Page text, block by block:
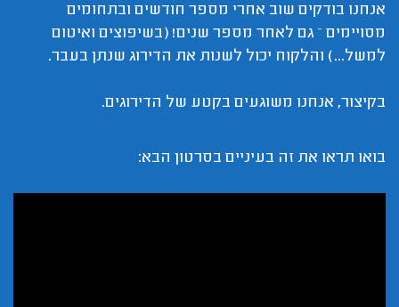
אנחנו בודקים שוב אחרי מספר חודשים ובתחומים
מסויימים – גם לאחר מספר שנים! (בשיפוצים ואיטום
למשל...) והלקוח יכול לשנות את הדירוג שנתן בעבר.
בקיצור, אנחנו משוגעים בקטע של הדירוגים.
בואו תראו את זה בעיניים בסרטון הבא: